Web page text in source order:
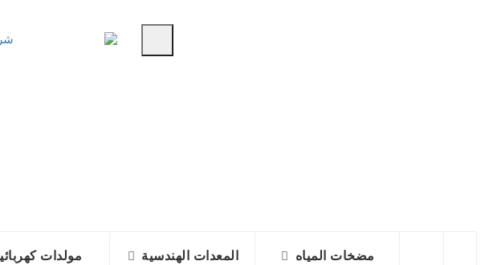
مضخات المياه المعدات الهندسية مولدات